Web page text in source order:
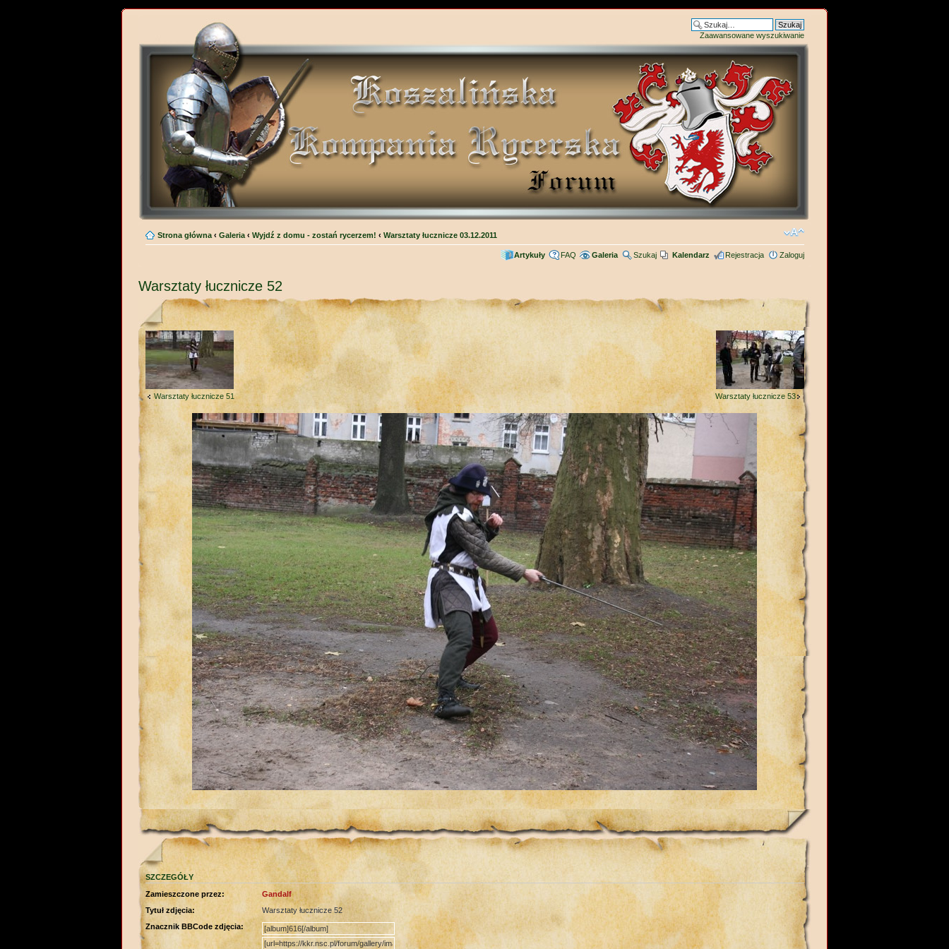
Zaawansowane wyszukiwanie
Strona główna ‹ Galeria ‹ Wyjdź z domu - zostań rycerzem! ‹ Warsztaty łucznicze 03.12.2011
Artykuły FAQ Galeria Szukaj Kalendarz Rejestracja Zaloguj
Warsztaty łucznicze 52
Warsztaty łucznicze 51 Warsztaty łucznicze 53
SZCZEGÓŁY
Zamieszczone przez:
Gandalf
Tytuł zdjęcia:
Warsztaty łucznicze 52
Znacznik BBCode zdjęcia: